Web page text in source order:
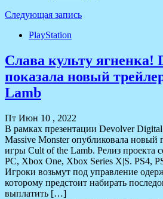
Следующая запись
PlayStation
Слава культу ягненка!
показала новый
Lamb
Пт Июн 10 , 2022
В рамках презентации Devolver Digital
Massive Monster опубликовала новый
игры Cult of the Lamb. Релиз проекта
PC, Xbox One, Xbox Series X|S. PS4,
Игроки возьмут под управление
которому предстоит набирать
выплатить […]